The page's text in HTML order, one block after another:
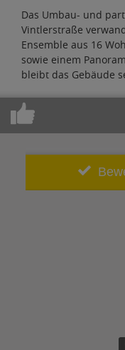
Das Umbau- und
Vintlerstraße
Ensemble aus 16
sowie einem
bleibt das Gebäude